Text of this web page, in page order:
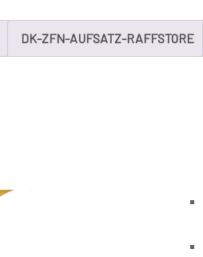
DK-ZFN-AUFSATZ-RAFFSTORE